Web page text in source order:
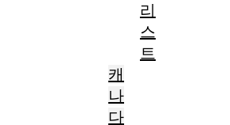
리
스
트
캐
나
다